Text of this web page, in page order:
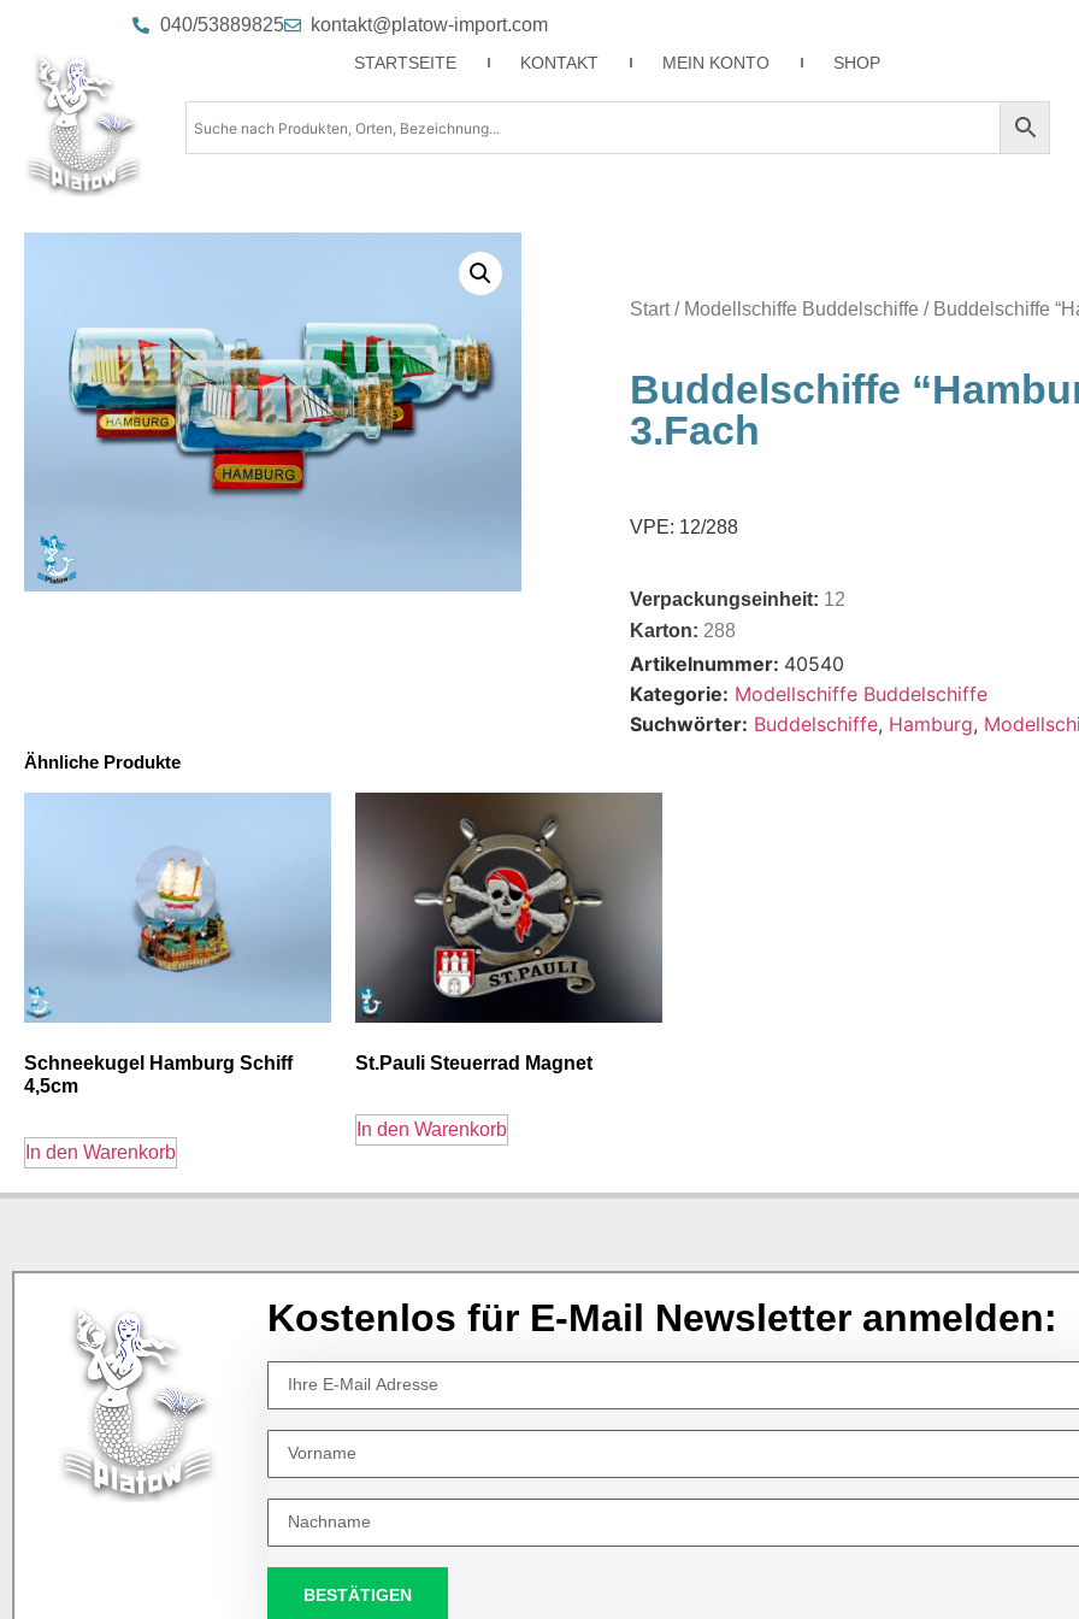
040/53889825 kontakt@platow-import.com
STARTSEITE KONTAKT MEIN KONTO SHOP
Start/ Modellschiffe Buddelschiffe / Buddelschiffe
Buddelschiffe
3.fach
VPE: 12/288
Verpackungseinheit: 12
Karton: 288
Artikelnummer: 40540
Kategorie: Modellschiffe Buddelschiffe
Suchwörter: Buddelschiffe, Hamburg,
Ähnliche Produkte
Schneekugel Hamburg Schiff
4,5cm
In den Warenkorb
St.Pauli Steuerrad Magnet
In den Warenkorb
Kostenlos für E-Mail Newsletter anmelden:
BESTÄTIGEN